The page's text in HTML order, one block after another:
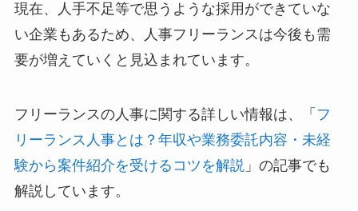
現在、人手不足等で思うような採用ができていな
い企業もあるため、人事フリーランスは今後も需
要が増えていくと見込まれています。
フリーランスの人事に関する詳しい情報は、「 フ
リーランス人事とは？年収や業務委託内容・未経
験から案件紹介を受けるコツを解説」の記事でも
解説しています。